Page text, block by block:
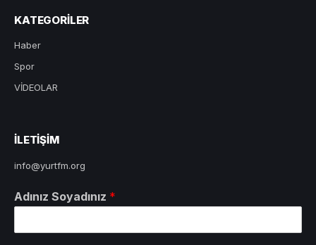
KATEGORILER
Haber
Spor
VİDEOLAR
ILETIŞIM
info@yurtfm.org
Adınız Soyadınız *